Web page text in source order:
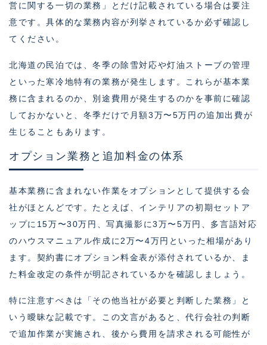
営に関する一切の業務」とだけ記載されている場合は要注
意です。具体的な業務内容が列挙されているか必ず確認し
てください。
北海道の民泊では、冬季の除雪対応や灯油ストーブの管理
といった寒冷地特有の業務が発生します。これらが基本業
務に含まれるのか、別途費用が発生するのかを事前に確認
しておかないと、冬季だけで月額3万〜5万円の追加出費が
生じることもあります。
オプション業務と追加料金の体系
基本業務に含まれない作業をオプションとして提供する会
社がほとんどです。たとえば、インテリアの初期セットア
ップに15万〜30万円、写真撮影に3万〜5万円、多言語対応
のハウスマニュアル作成に2万〜4万円といった相場があり
ます。契約書にオプション料金表が添付されているか、ま
た料金改定の条件が明記されているかを確認しましょう。
特に注意すべきは「その他当社が必要と判断した業務」と
いう曖昧な記載です。この文言があると、代行会社の判断
で追加作業が実施され、後から費用を請求される可能性が